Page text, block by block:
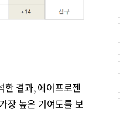
결과, 에이프로젠
장 높은 기여도를 보